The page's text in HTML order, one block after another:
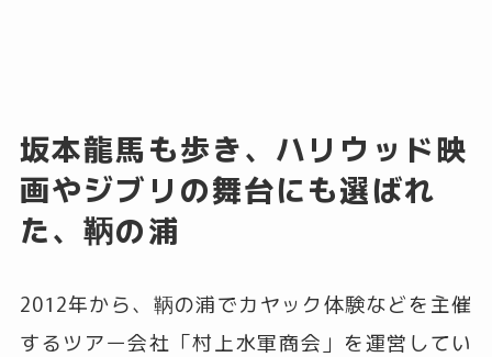
坂本龍馬も歩き、ハリウッド映
画やジブリの舞台にも選ばれ
た、鞆の浦
2012年から、鞆の浦でカヤック体験などを主催
するツアー会社「村上水軍商会」を運営してい